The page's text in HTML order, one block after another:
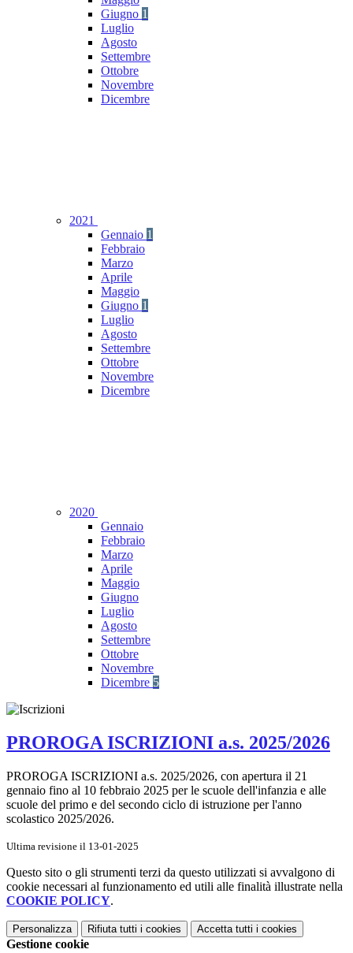
Giugno 1
Luglio
Agosto
Settembre
Ottobre
Novembre
Dicembre
2021
Gennaio 1
Febbraio
Marzo
Aprile
Maggio
Giugno 1
Luglio
Agosto
Settembre
Ottobre
Novembre
Dicembre
2020
Gennaio
Febbraio
Marzo
Aprile
Maggio
Giugno
Luglio
Agosto
Settembre
Ottobre
Novembre
Dicembre 5
PROROGA ISCRIZIONI a.s. 2025/2026
PROROGA ISCRIZIONI a.s. 2025/2026, con apertura il 21
gennaio fino al 10 febbraio 2025 per le scuole dell'infanzia e alle
scuole del primo e del secondo ciclo di istruzione per l'anno
scolastico 2025/2026.
Ultima revisione il 13-01-2025
Questo sito o gli strumenti terzi da questo utilizzati si avvalgono di
cookie necessari al funzionamento ed utili alle finalità illustrate nella
COOKIE POLICY.
Personalizza Rifiuta tutti i cookies Accetta tutti i cookies
Gestione cookie